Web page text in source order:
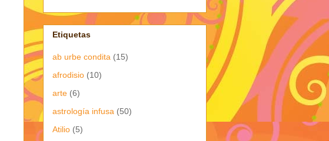
Etiquetas
ab urbe condita (15)
afrodisio (10)
arte (6)
astrología infusa (50)
Atilio (5)